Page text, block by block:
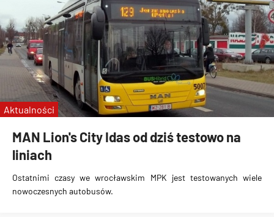
MAN Lion's City Idas od dziś testowo na
liniach
Ostatnimi czasy we wrocławskim MPK jest testowanych wiele
nowoczesnych autobusów.
Aktualności